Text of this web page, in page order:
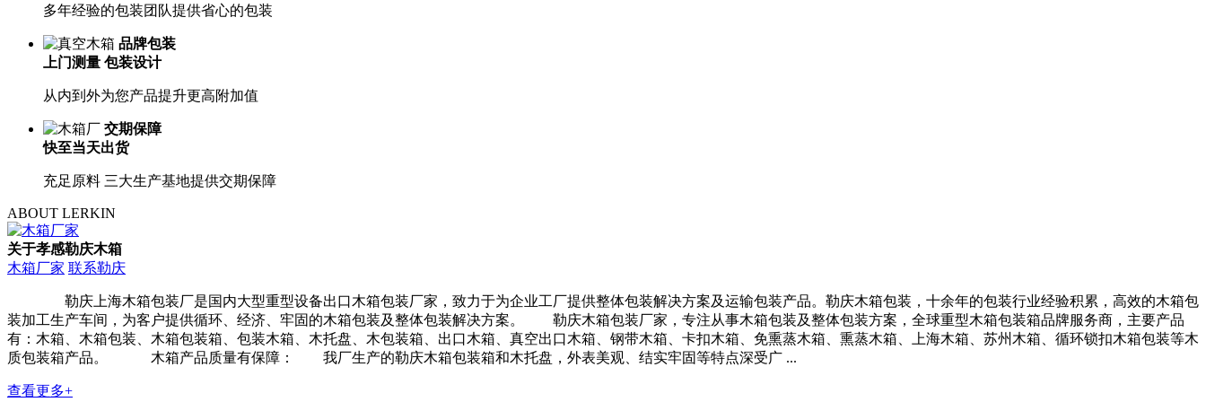
多年经验的包装团队提供省心的包装
品牌包装
上门测量 包装设计
从内到外为您产品提升更高附加值
交期保障
快至当天出货
充足原料 三大生产基地提供交期保障
ABOUT LERKIN
关于孝感勒庆木箱
木箱厂家 联系勒庆
勒庆上海木箱包装厂是国内大型重型设备出口木箱包装厂家，致力于为企业工厂提供整体包装解决方案及运输包装产品。勒庆木箱包装，十余年的包装行业经验积累，高效的木箱包
装加工生产车间，为客户提供循环、经济、牢固的木箱包装及整体包装解决方案。 勒庆木箱包装厂家，专注从事木箱包装及整体包装方案，全球重型木箱包装箱品牌服务商，主要产品
有：木箱、木箱包装、木箱包装箱、包装木箱、木托盘、木包装箱、出口木箱、真空出口木箱、钢带木箱、卡扣木箱、免熏蒸木箱、熏蒸木箱、上海木箱、苏州木箱、循环锁扣木箱包装等木
质包装箱产品。 木箱产品质量有保障： 我厂生产的勒庆木箱包装箱和木托盘，外表美观、结实牢固等特点深受广 ...
查看更多+